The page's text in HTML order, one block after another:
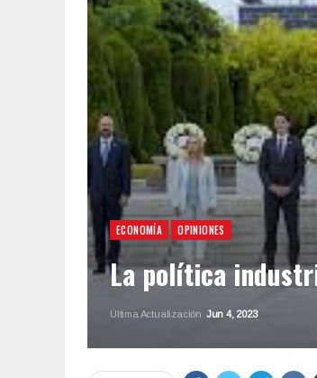
ECONOMÍA OPINIONES
La política
Última Actualización Jun 4, 2023